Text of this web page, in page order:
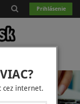
Prihlásenie
(105)
cez internet.